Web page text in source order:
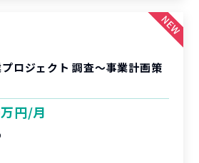
ロジェクト 調査〜事業計画策
円/月